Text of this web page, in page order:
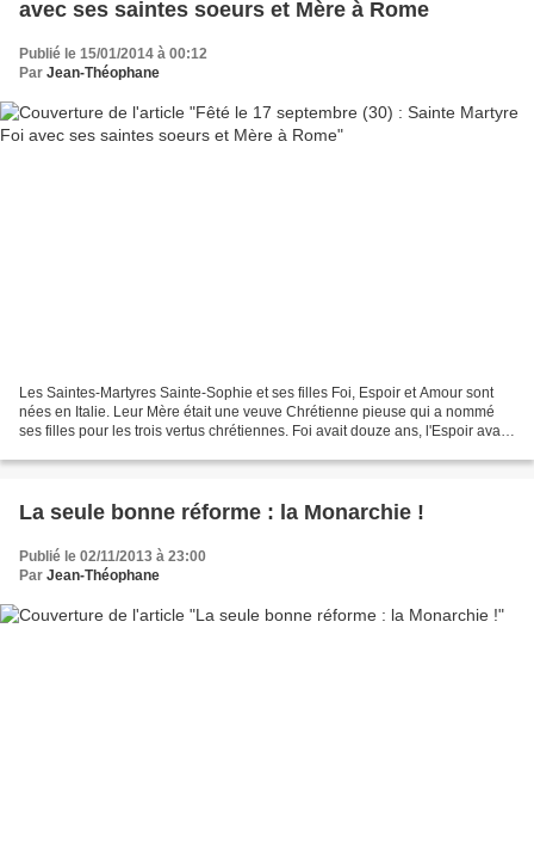
avec ses saintes soeurs et Mère à Rome
Publié le 15/01/2014 à 00:12
Par Jean-Théophane
Les Saintes-Martyres Sainte-Sophie et ses filles Foi, Espoir et Amour sont
nées en Italie. Leur Mère était une veuve Chrétienne pieuse qui a nommé
ses filles pour les trois vertus chrétiennes. Foi avait douze ans, l'Espoir avait
La seule bonne réforme : la Monarchie !
Publié le 02/11/2013 à 23:00
Par Jean-Théophane